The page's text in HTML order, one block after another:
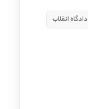
دادگاه انقلاب